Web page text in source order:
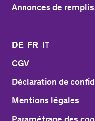
Annonces de
DE FR IT
CGV
Déclaration de
Mentions légales